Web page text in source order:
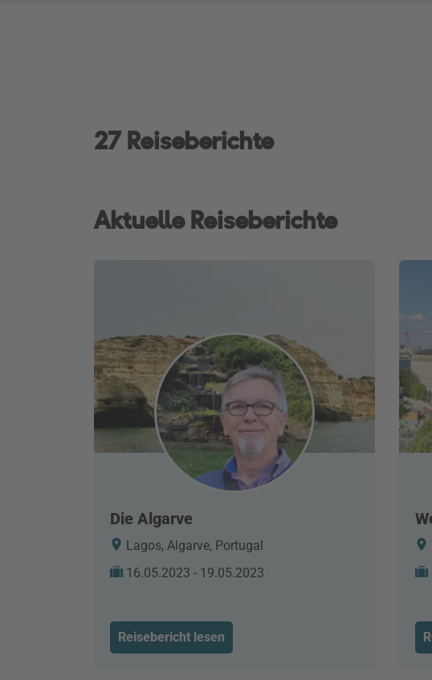
27 Reiseberichte
Aktuelle Reiseberichte
Die Algarve
Lagos, Algarve, Portugal
16.05.2023 - 19.05.2023
Reisebericht lesen